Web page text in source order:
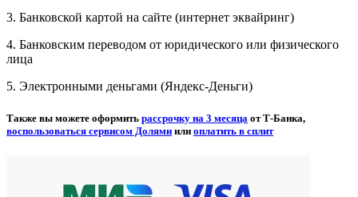
3. Банковской картой на сайте (интернет эквайринг)
4. Банковским переводом от юридического или физического
лица
5. Электронными деньгами (Яндекс-Деньги)
Также вы можете оформить рассрочку на 3 месяца от Т-Банка,
воспользоваться сервисом Долями или оплатить в сплит